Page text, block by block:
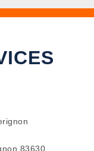
83630